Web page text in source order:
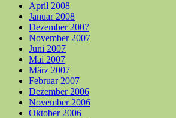
April 2008
Januar 2008
Dezember 2007
November 2007
Juni 2007
Mai 2007
März 2007
Februar 2007
Dezember 2006
November 2006
Oktober 2006